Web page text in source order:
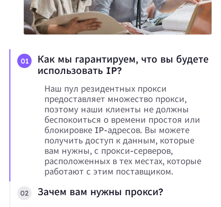
01
Как мы гарантируем, что вы будете
использовать IP?
Наш пул резидентных прокси
предоставляет множество прокси,
поэтому наши клиенты не должны
беспокоиться о времени простоя или
блокировке IP-адресов. Вы можете
получить доступ к данным, которые
вам нужны, с прокси-серверов,
расположенных в тех местах, которые
работают с этим поставщиком.
02 Зачем вам нужны прокси?